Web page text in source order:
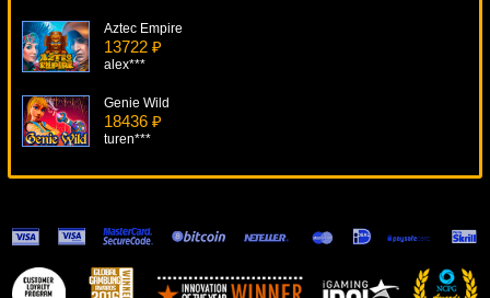
Aztec Empire
13722 ₽
alex***
Genie Wild
18436 ₽
turen***
Captains Treasure
17390 ₽
alex***